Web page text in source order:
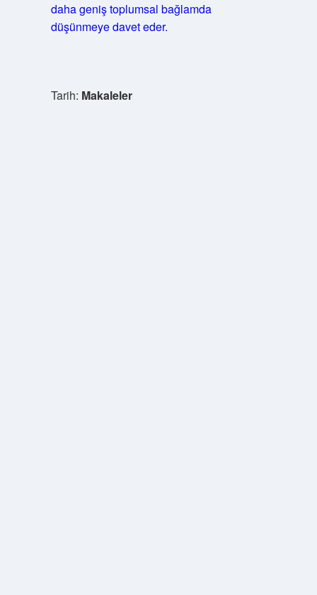
daha geniş toplumsal bağlamda
düşünmeye davet eder.
Tarih: Makaleler